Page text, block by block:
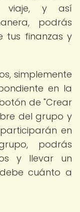
viaje, y así
podrás
tus finanzas y
simplemente
en la
de "Crear
del grupo y
en
podrás
y llevar un
cuánto a